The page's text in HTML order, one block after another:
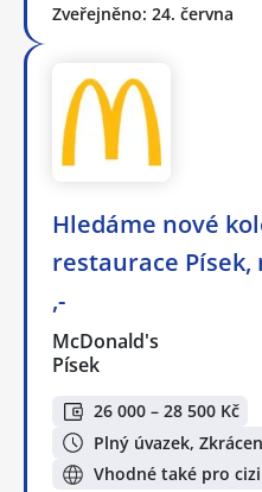
Zveřejněno: 24. června
Hledáme nové
restaurace Písek,
,-
McDonald's
Písek
26 000 – 28 500 Kč
Plný úvazek,
Vhodné také pro